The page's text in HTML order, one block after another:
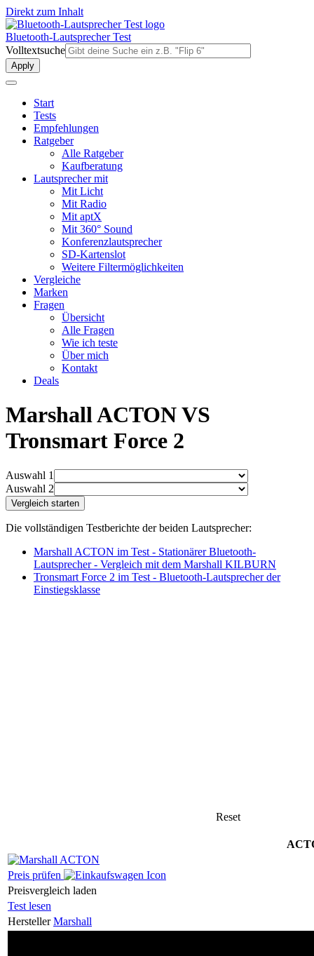
Direkt zum Inhalt
Bluetooth-Lautsprecher Test
Volltextsuche
Start
Tests
Empfehlungen
Ratgeber
Alle Ratgeber
Kaufberatung
Lautsprecher mit
Mit Licht
Mit Radio
Mit aptX
Mit 360° Sound
Konferenzlautsprecher
SD-Kartenslot
Weitere Filtermöglichkeiten
Vergleiche
Marken
Fragen
Übersicht
Alle Fragen
Wie ich teste
Über mich
Kontakt
Deals
Marshall ACTON VS
Tronsmart Force 2
Auswahl 1
Auswahl 2
Die vollständigen Testberichte der beiden Lautsprecher:
Marshall ACTON im Test - Stationärer Bluetooth-
Lautsprecher - Vergleich mit dem Marshall KILBURN
Tronsmart Force 2 im Test - Bluetooth-Lautsprecher der
Einstiegsklasse
Reset
Preis prüfen
Preisvergleich laden
Test lesen
Hersteller Marshall